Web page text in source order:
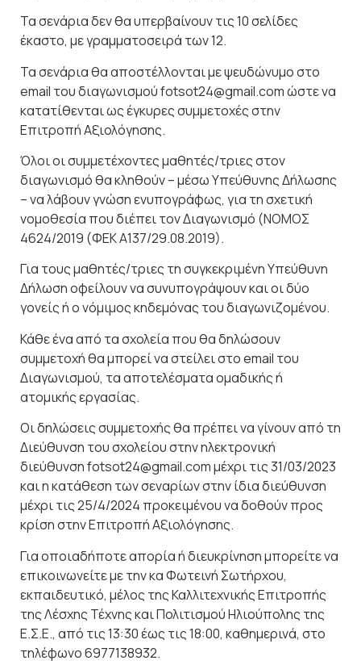
Τα σενάρια δεν θα υπερβαίνουν τις 10 σελίδες
έκαστο, με γραμματοσειρά των 12.
Τα σενάρια θα αποστέλλονται με ψευδώνυμο στο
email του διαγωνισμού fotsot24@gmail.com ώστε να
κατατίθενται ως έγκυρες συμμετοχές στην
Επιτροπή Αξιολόγησης.
Όλοι οι συμμετέχοντες μαθητές/τριες στον
διαγωνισμό θα κληθούν – μέσω Υπεύθυνης Δήλωσης
– να λάβουν γνώση ενυπογράφως, για τη σχετική
νομοθεσία που διέπει τον Διαγωνισμό (ΝΟΜΟΣ
4624/2019 (ΦΕΚ Α137/29.08.2019).
Για τους μαθητές/τριες τη συγκεκριμένη Υπεύθυνη
Δήλωση οφείλουν να συνυπογράψουν και οι δύο
γονείς ή ο νόμιμος κηδεμόνας του διαγωνιζομένου.
Κάθε ένα από τα σχολεία που θα δηλώσουν
συμμετοχή θα μπορεί να στείλει στο email του
Διαγωνισμού, τα αποτελέσματα ομαδικής ή
ατομικής εργασίας.
Οι δηλώσεις συμμετοχής θα πρέπει να γίνουν από τη
Διεύθυνση του σχολείου στην ηλεκτρονική
διεύθυνση fotsot24@gmail.com μέχρι τις 31/03/2023
και η κατάθεση των σεναρίων στην ίδια διεύθυνση
μέχρι τις 25/4/2024 προκειμένου να δοθούν προς
κρίση στην Επιτροπή Αξιολόγησης.
Για οποιαδήποτε απορία ή διευκρίνηση μπορείτε να
επικοινωνείτε με την κα Φωτεινή Σωτήρχου,
εκπαιδευτικό, μέλος της Καλλιτεχνικής Επιτροπής
της Λέσχης Τέχνης και Πολιτισμού Ηλιούπολης της
Ε.Σ.Ε., από τις 13:30 έως τις 18:00, καθημερινά, στο
τηλέφωνο 6977138932.